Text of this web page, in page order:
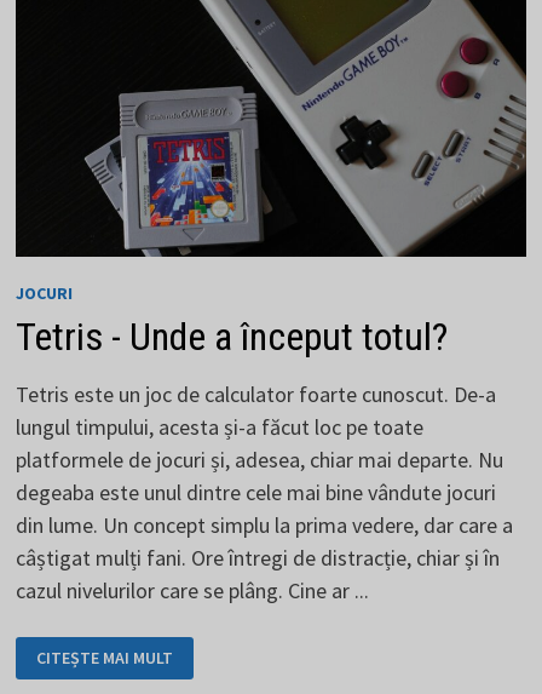
JOCURI
Tetris - Unde a început totul?
Tetris este un joc de calculator foarte cunoscut. De-a
lungul timpului, acesta și-a făcut loc pe toate
platformele de jocuri și, adesea, chiar mai departe. Nu
degeaba este unul dintre cele mai bine vândute jocuri
din lume. Un concept simplu la prima vedere, dar care a
câștigat mulți fani. Ore întregi de distracție, chiar și în
cazul nivelurilor care se plâng. Cine ar ...
TETRIS
-
UNDE
CITEȘTE MAI MULT